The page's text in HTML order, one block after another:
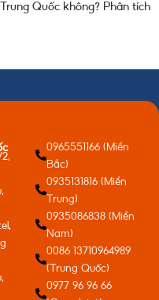
Quốc không? Phân tích
0965551166 (Miền
Bắc)
0935131816 (Miền
Trung)
0935086838 (Miền
Nam)
0086 13710964989
(Trung Quốc)
0977 96 96 66